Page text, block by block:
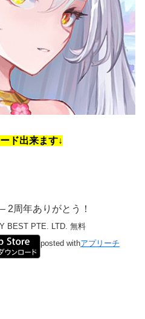
ド出来ます↓
2周年ありがとう！
BEST PTE. LTD. 無料
posted withアプリーチ